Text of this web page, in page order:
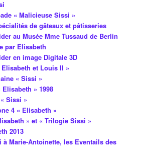
« Malicieuse Sissi »
de gâteaux et pâtisseries
au Musée Mme Tussaud de Berlin
par Elisabeth
en image Digitale 3D
et Louis II »
« Sissi »
» 1998
Sissi »
4 « Elisabeth »
» et « Trilogie Sissi »
2013
Marie-Antoinette, les Eventails des